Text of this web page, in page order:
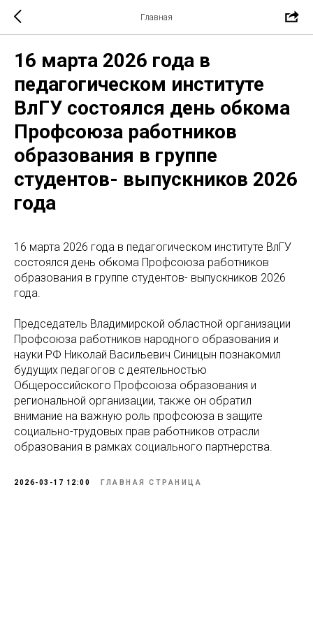
Главная
16 марта 2026 года в
педагогическом институте
ВлГУ состоялся день обкома
Профсоюза работников
образования в группе
студентов- выпускников 2026
года
16 марта 2026 года в педагогическом институте ВлГУ
состоялся день обкома Профсоюза работников
образования в группе студентов- выпускников 2026
года.
Председатель Владимирской областной организации
Профсоюза работников народного образования и
науки РФ Николай Васильевич Синицын познакомил
будущих педагогов с деятельностью
Общероссийского Профсоюза образования и
региональной организации, также он обратил
внимание на важную роль профсоюза в защите
социально-трудовых прав работников отрасли
образования в рамках социального партнерства.
2026-03-17 12:00 ГЛАВНАЯ СТРАНИЦА